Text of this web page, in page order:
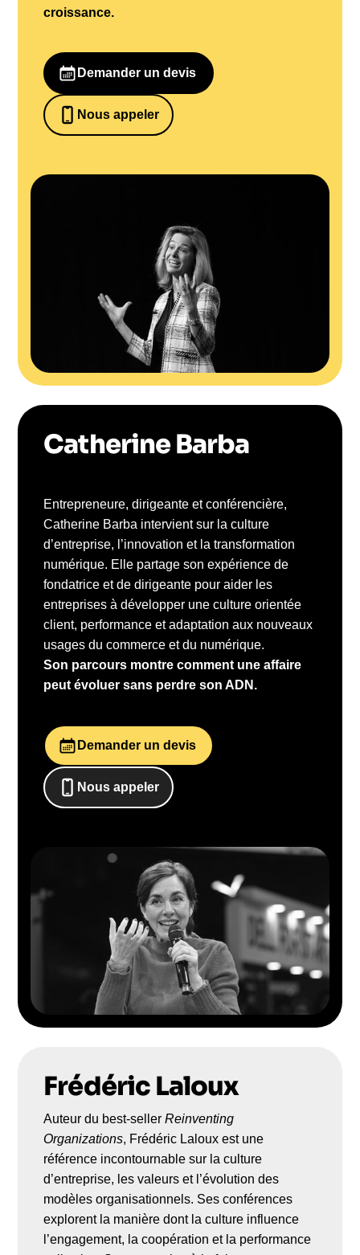
croissance.
Demander un devis
Nous appeler
0652698481
Catherine Barba
Entrepreneure, dirigeante et conférencière,
Catherine Barba intervient sur la culture
d’entreprise, l’innovation et la transformation
numérique. Elle partage son expérience de
fondatrice et de dirigeante pour aider les
entreprises à développer une culture orientée
client, performance et adaptation aux nouveaux
usages du commerce et du numérique.
Son parcours montre comment une affaire
peut évoluer sans perdre son ADN.
Demander un devis
Nous appeler
0652698481
Frédéric Laloux
Auteur du best-sellerReinventing
Organizations, Frédéric Laloux est une
référence incontournable sur la culture
d’entreprise, les valeurs et l’évolution des
modèles organisationnels. Ses conférences
explorent la manière dont la culture influence
l’engagement, la coopération et la performance